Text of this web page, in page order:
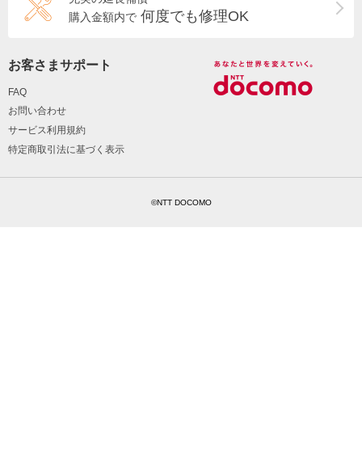
購入金額内で 何度でも修理OK
お客さまサポート
FAQ
お問い合わせ
サービス利用規約
特定商取引法に基づく表示
©NTT DOCOMO